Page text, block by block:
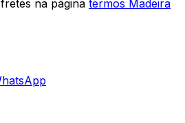
na página termos Madeira